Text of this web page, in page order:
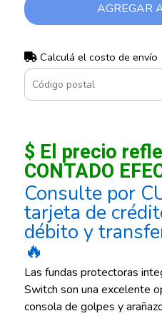
AGREGAR
Calculá el costo de envío
$ El precio
CONTADO
Consulte por
tarjeta de
débito y
🔥
Las fundas protectoras
Switch son una excelente
consola de golpes y